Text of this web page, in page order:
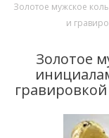
Золотое мужское
и
Золотое